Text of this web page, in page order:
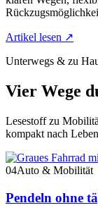
Artikel lesen ↗
Unterwegs & zu
Vier Wege
Lesestoff zu
kompakt nach
04Auto & Mobilität
Pendeln ohne